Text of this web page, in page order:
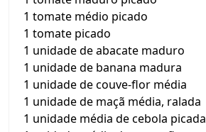
1 tomate médio picado
1 tomate picado
1 unidade de abacate maduro
1 unidade de banana madura
1 unidade de couve-flor média
1 unidade de maçã média, ralada
1 unidade média de cebola picada